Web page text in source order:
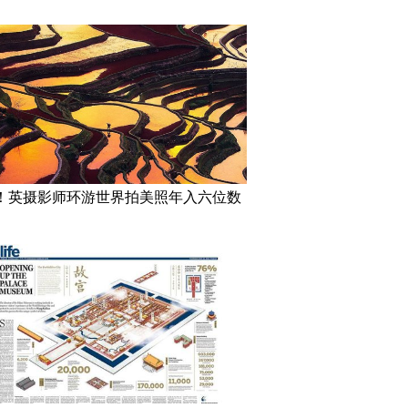
英摄影师环游世界拍美照年入六位数